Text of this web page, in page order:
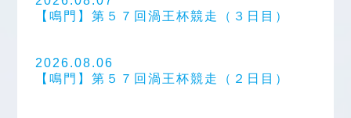
【鳴門】第５７回渦王杯競走（３日目）
2026.08.06
【鳴門】第５７回渦王杯競走（２日目）